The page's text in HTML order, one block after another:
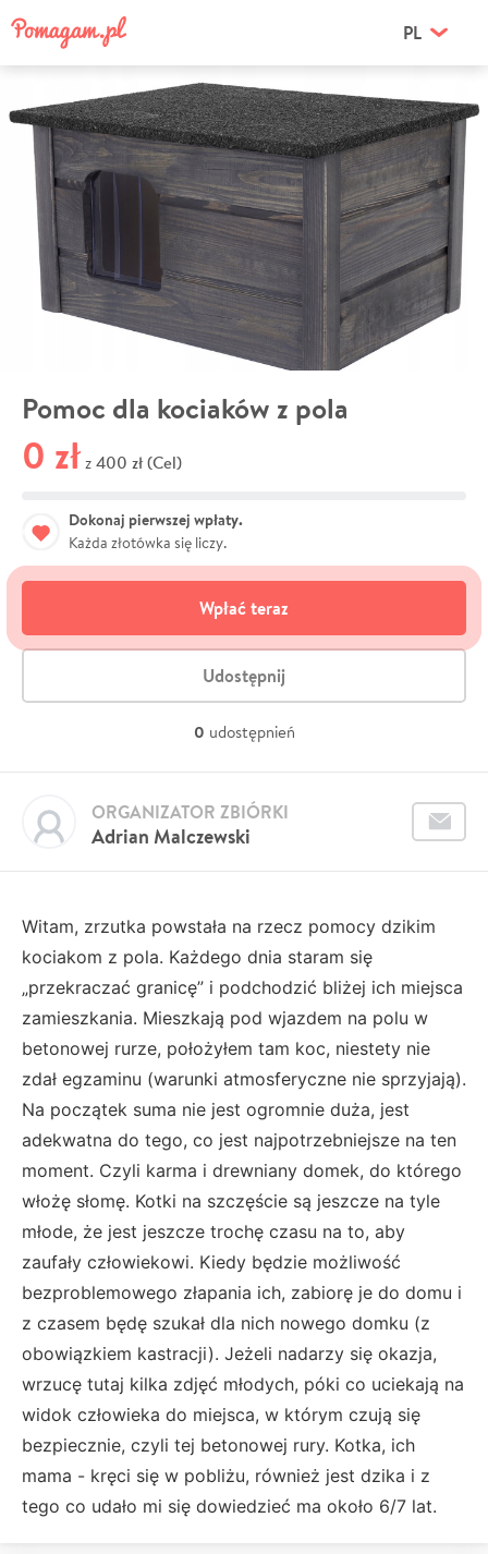
PL
Pomoc dla kociaków z pola
0 zł z 400 zł (Cel)
Dokonaj pierwszej wpłaty.
Każda złotówka się liczy.
Wpłać teraz
Udostępnij
0 udostępnień
Adrian Malczewski
ORGANIZATOR ZBIÓRKI
Witam, zrzutka powstała na rzecz pomocy dzikim
kociakom z pola. Każdego dnia staram się
„przekraczać granicę” i podchodzić bliżej ich miejsca
zamieszkania. Mieszkają pod wjazdem na polu w
betonowej rurze, położyłem tam koc, niestety nie
zdał egzaminu (warunki atmosferyczne nie sprzyjają).
Na początek suma nie jest ogromnie duża, jest
adekwatna do tego, co jest najpotrzebniejsze na ten
moment. Czyli karma i drewniany domek, do którego
włożę słomę. Kotki na szczęście są jeszcze na tyle
młode, że jest jeszcze trochę czasu na to, aby
zaufały człowiekowi. Kiedy będzie możliwość
bezproblemowego złapania ich, zabiorę je do domu i
z czasem będę szukał dla nich nowego domku (z
obowiązkiem kastracji). Jeżeli nadarzy się okazja,
wrzucę tutaj kilka zdjęć młodych, póki co uciekają na
widok człowieka do miejsca, w którym czują się
bezpiecznie, czyli tej betonowej rury. Kotka, ich
mama - kręci się w pobliżu, również jest dzika i z
tego co udało mi się dowiedzieć ma około 6/7 lat.